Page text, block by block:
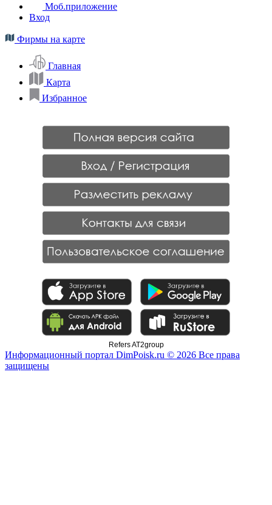
Моб.приложение
Вход
Фирмы на карте
Главная
Карта
Избранное
Refers AT2group
Информационный портал DimPoisk.ru © 2026 Все права
защищены